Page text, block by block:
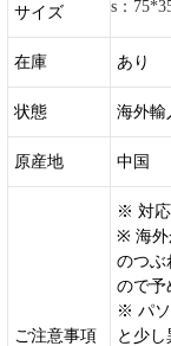
サイズ s：
在庫 あり
状態 海外輸
原産地 中国
ご注意事項
※ 対応
※ 海外
のつぶ
ので予
※ パソ
と少し